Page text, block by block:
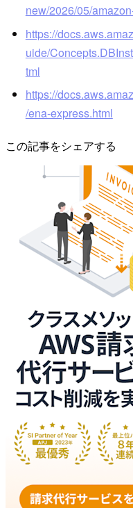
new/2026/05/
https://
uide/
tml
https://
/ena-express.html
この記事をシェアする